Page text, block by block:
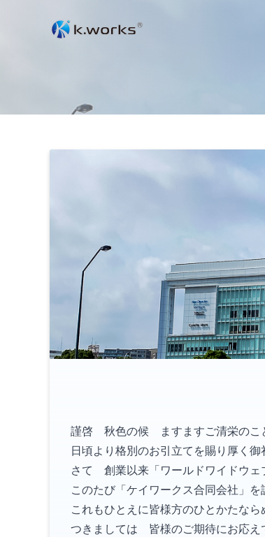
謹啓 秋色の候 ますますご清栄のこ
日頃より格別のお引立てを賜り厚く
さて 創業以来「ワールドワイドウェ
このたび「ケイワークス合同会社」
これもひとえに皆様方のひとかたな
つきましては 皆様のご期待にお応え